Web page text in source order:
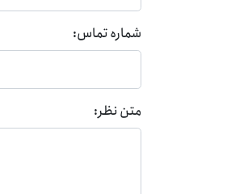
شماره تماس:
متن نظر: